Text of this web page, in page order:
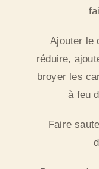
Ajouter le
réduire,
broyer les
à feu
Faire